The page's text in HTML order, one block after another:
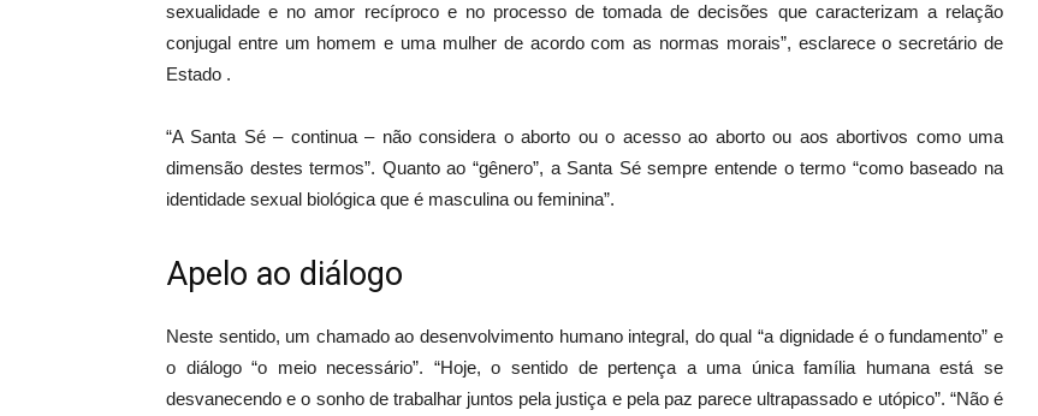
sexualidade e no amor recíproco e no processo de tomada de decisões que caracterizam a relação
conjugal entre um homem e uma mulher de acordo com as normas morais”, esclarece o secretário de
Estado .
“A Santa Sé – continua – não considera o aborto ou o acesso ao aborto ou aos abortivos como uma
dimensão destes termos”. Quanto ao “gênero”, a Santa Sé sempre entende o termo “como baseado na
identidade sexual biológica que é masculina ou feminina”.
Apelo ao diálogo
Neste sentido, um chamado ao desenvolvimento humano integral, do qual “a dignidade é o fundamento” e
o diálogo “o meio necessário”. “Hoje, o sentido de pertença a uma única família humana está se
desvanecendo e o sonho de trabalhar juntos pela justiça e pela paz parece ultrapassado e utópico”. “Não é